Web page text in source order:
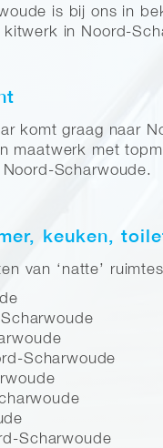
is bij ons in
in Noord-
komt graag naar
maatwerk met
Scharwoude.
keuken,
van ‘natte’
Scharwoude
Scharwoude